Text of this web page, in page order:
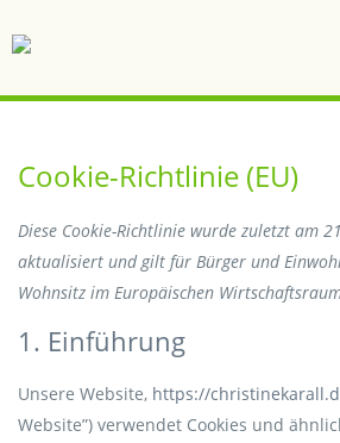
Cookie-Richtlinie (EU)
Diese Cookie-Richtlinie wurde zuletzt am
aktualisiert und gilt für Bürger und
Wohnsitz im Europäischen
1. Einführung
Unsere Website, https://
Website”) verwendet Cookies und